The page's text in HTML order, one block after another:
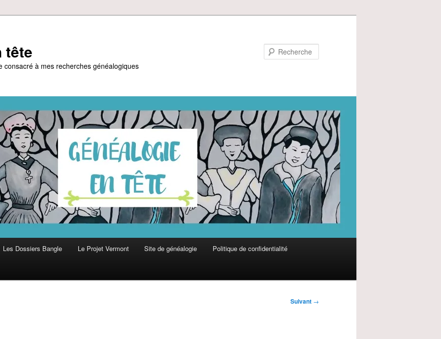
tête
consacré à mes recherches généalogiques
Les Dossiers Bangle Le Projet Vermont Site de généalogie Politique de confidentialité
Suivant →